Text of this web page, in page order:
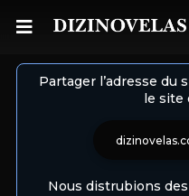
Partager l’adresse du
le site
Nous distrubions